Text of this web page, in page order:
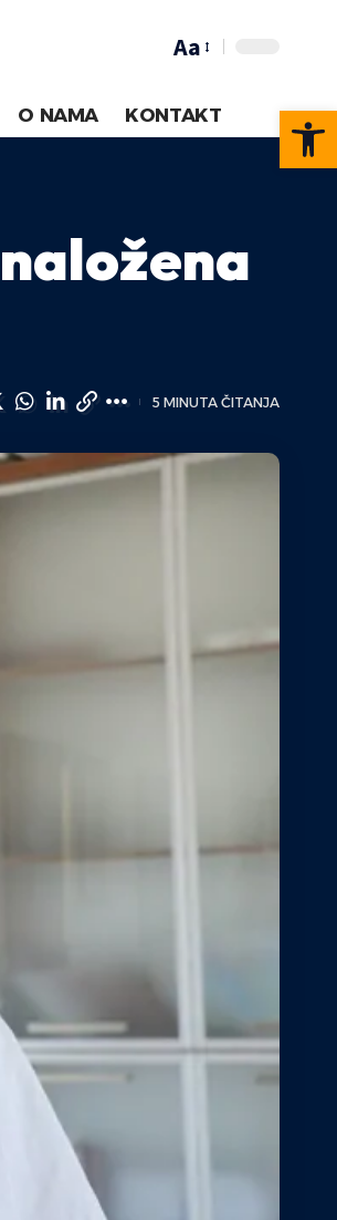
Aa
O NAMA KONTAKT
5 MINUTA ČITANJA